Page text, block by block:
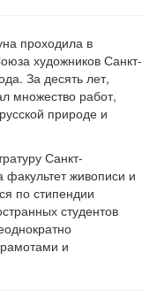
проходила в
художников Санкт-
За десять лет,
множество работ,
природе и
Санкт-
факультет живописи и
по стипендии
студентов
и